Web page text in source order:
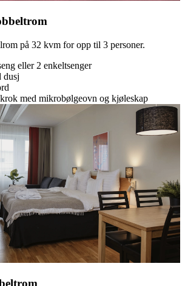
på 32 kvm for opp til 3 personer.
eller 2 enkeltsenger
dusj
med mikrobølgeovn og kjøleskap